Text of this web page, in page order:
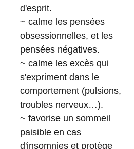
d'esprit.
~ calme les pensées
obsessionnelles, et les
pensées négatives.
~ calme les excès qui
s'expriment dans le
comportement (pulsions,
troubles nerveux…).
~ favorise un sommeil
paisible en cas
d'insomnies et protège